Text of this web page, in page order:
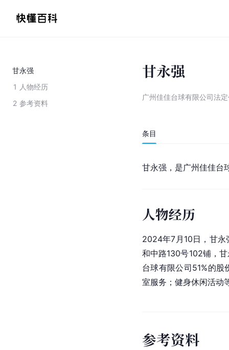
甘永强
1 人物经历
2 参考资料
甘永强
广州佳佳台球有限公司法
条目
甘永强，是广州佳佳台
人物经历
2024年7月10日，甘永
和中路130号102铺，
台球有限公司51%的
室服务；健身休闲活动
参考资料